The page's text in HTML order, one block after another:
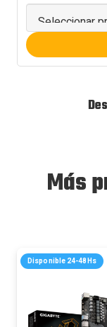
Más
Disponible 24-48Hs